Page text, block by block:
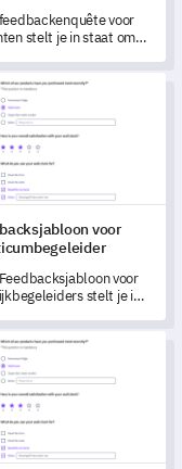
voor
stelt je in staat om
en
te stimuleren.
voor
voor
voor
stelt je in
in het
vanuit het
van een
Template voor